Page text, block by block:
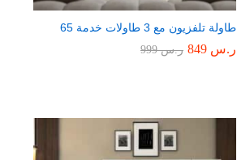
طاولة تلفزيون مع 3 طاولات خدمة 65
ر.س ر.س999